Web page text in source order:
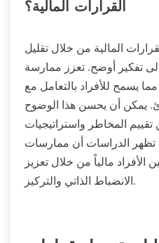
القرارات المالية؟
المالية من خلال تقليل
إلى تفكير أوضح. تعزز ممارسة
يسمح للأفراد بالتعامل مع
يمكن أن يحسن هذا الوضوح
المخاطر واستراتيجيات
تظهر الدراسات أن ممارسات
مالياً من خلال تعزيز
الانضباط الذاتي والتركيز.